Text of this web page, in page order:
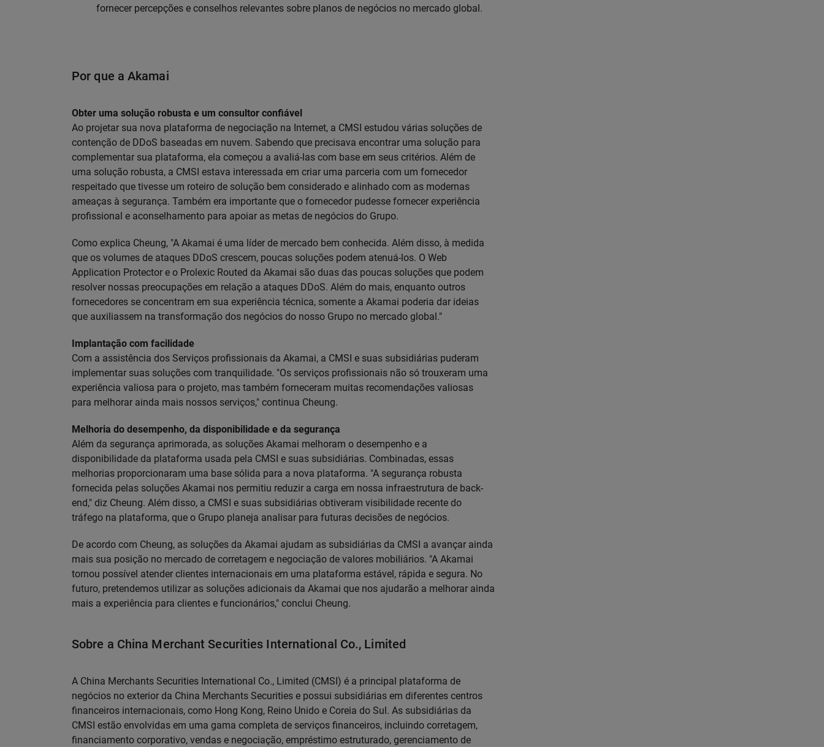
fornecer percepções e conselhos relevantes sobre planos de negócios no mercado global.
Por que a Akamai
Obter uma solução robusta e um consultor confiável
Ao projetar sua nova plataforma de negociação na Internet, a CMSI estudou várias soluções de
contenção de DDoS baseadas em nuvem. Sabendo que precisava encontrar uma solução para
complementar sua plataforma, ela começou a avaliá-las com base em seus critérios. Além de
uma solução robusta, a CMSI estava interessada em criar uma parceria com um fornecedor
respeitado que tivesse um roteiro de solução bem considerado e alinhado com as modernas
ameaças à segurança. Também era importante que o fornecedor pudesse fornecer experiência
profissional e aconselhamento para apoiar as metas de negócios do Grupo.
Como explica Cheung, "A Akamai é uma líder de mercado bem conhecida. Além disso, à medida
que os volumes de ataques DDoS crescem, poucas soluções podem atenuá-los. O Web
Application Protector e o Prolexic Routed da Akamai são duas das poucas soluções que podem
resolver nossas preocupações em relação a ataques DDoS. Além do mais, enquanto outros
fornecedores se concentram em sua experiência técnica, somente a Akamai poderia dar ideias
que auxiliassem na transformação dos negócios do nosso Grupo no mercado global."
Implantação com facilidade
Com a assistência dos Serviços profissionais da Akamai, a CMSI e suas subsidiárias puderam
implementar suas soluções com tranquilidade. "Os serviços profissionais não só trouxeram uma
experiência valiosa para o projeto, mas também forneceram muitas recomendações valiosas
para melhorar ainda mais nossos serviços," continua Cheung.
Melhoria do desempenho, da disponibilidade e da segurança
Além da segurança aprimorada, as soluções Akamai melhoram o desempenho e a
disponibilidade da plataforma usada pela CMSI e suas subsidiárias. Combinadas, essas
melhorias proporcionaram uma base sólida para a nova plataforma. "A segurança robusta
fornecida pelas soluções Akamai nos permitiu reduzir a carga em nossa infraestrutura de back-
end," diz Cheung. Além disso, a CMSI e suas subsidiárias obtiveram visibilidade recente do
tráfego na plataforma, que o Grupo planeja analisar para futuras decisões de negócios.
De acordo com Cheung, as soluções da Akamai ajudam as subsidiárias da CMSI a avançar ainda
mais sua posição no mercado de corretagem e negociação de valores mobiliários. "A Akamai
tornou possível atender clientes internacionais em uma plataforma estável, rápida e segura. No
futuro, pretendemos utilizar as soluções adicionais da Akamai que nos ajudarão a melhorar ainda
mais a experiência para clientes e funcionários," conclui Cheung.
Sobre a China Merchant Securities International Co., Limited
A China Merchants Securities International Co., Limited (CMSI) é a principal plataforma de
negócios no exterior da China Merchants Securities e possui subsidiárias em diferentes centros
financeiros internacionais, como Hong Kong, Reino Unido e Coreia do Sul. As subsidiárias da
CMSI estão envolvidas em uma gama completa de serviços financeiros, incluindo corretagem,
financiamento corporativo, vendas e negociação, empréstimo estruturado, gerenciamento de